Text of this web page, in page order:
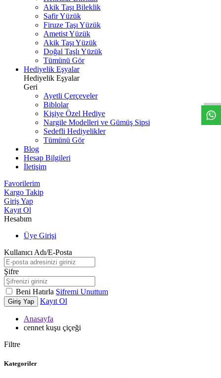
Akik Taşı Bileklik
Safir Yüzük
Firuze Taşı Yüzük
Ametist Yüzük
Akik Taşı Yüzük
Doğal Taşlı Yüzük
Tümünü Gör
Hediyelik Eşyalar
Hediyelik Eşyalar
Geri
Ayetli Çerçeveler
Biblolar
Kişiye Özel Hediye
Nargile Modelleri ve Gümüş Sipsi
Sedefli Hediyelikler
Tümünü Gör
Blog
Hesap Bilgileri
İletişim
Favorilerim
Kargo Takip
Giriş Yap
Kayıt Ol
Hesabım
Üye Girişi
Kullanıcı Adı/E-Posta
Şifre
Beni Hatırla Şifremi Unuttum
Giriş Yap Kayıt Ol
Anasayfa
cennet kuşu çiçeği
Filtre
Kategoriler